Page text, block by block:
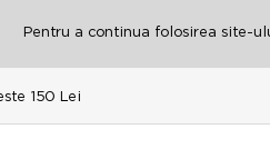
Pentru a continua folosirea site-
150 Lei